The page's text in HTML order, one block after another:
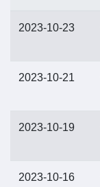
2023-10-23
2023-10-21
2023-10-19
2023-10-16